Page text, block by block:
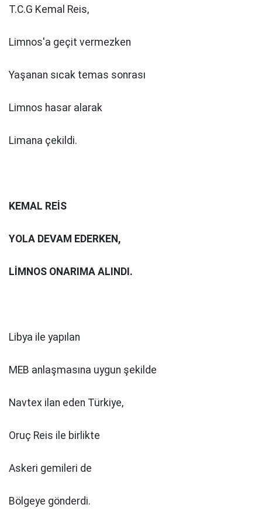
T.C.G Kemal Reis,
Limnos'a geçit vermezken
Yaşanan sıcak temas sonrası
Limnos hasar alarak
Limana çekildi.
KEMAL REİS
YOLA DEVAM EDERKEN,
LİMNOS ONARIMA ALINDI.
Libya ile yapılan
MEB anlaşmasına uygun şekilde
Navtex ilan eden Türkiye,
Oruç Reis ile birlikte
Askeri gemileri de
Bölgeye gönderdi.